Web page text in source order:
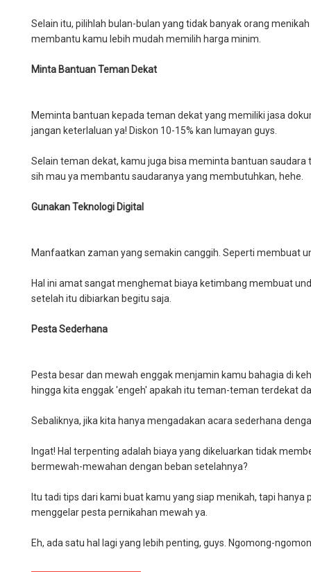
Selain itu, pilihlah bulan-bulan yang tidak banyak orang
membantu kamu lebih mudah memilih harga minim.
Minta Bantuan Teman Dekat
Meminta bantuan kepada teman dekat yang memiliki jasa
jangan keterlaluan ya! Diskon 10-15% kan lumayan guys.
Selain teman dekat, kamu juga bisa meminta bantuan
sih mau ya membantu saudaranya yang membutuhkan, hehe.
Gunakan Teknologi Digital
Manfaatkan zaman yang semakin canggih. Seperti membuat
Hal ini amat sangat menghemat biaya ketimbang membuat
setelah itu dibiarkan begitu saja.
Pesta Sederhana
Pesta besar dan mewah enggak menjamin kamu bahagia di
hingga kita enggak 'engeh' apakah itu teman-teman terdekat
Sebaliknya, jika kita hanya mengadakan acara sederhana
Ingat! Hal terpenting adalah biaya yang dikeluarkan tidak
bermewah-mewahan dengan beban setelahnya?
Itu tadi tips dari kami buat kamu yang siap menikah, tapi
menggelar pesta pernikahan mewah ya.
Eh, ada satu hal lagi yang lebih penting, guys. Ngomong-